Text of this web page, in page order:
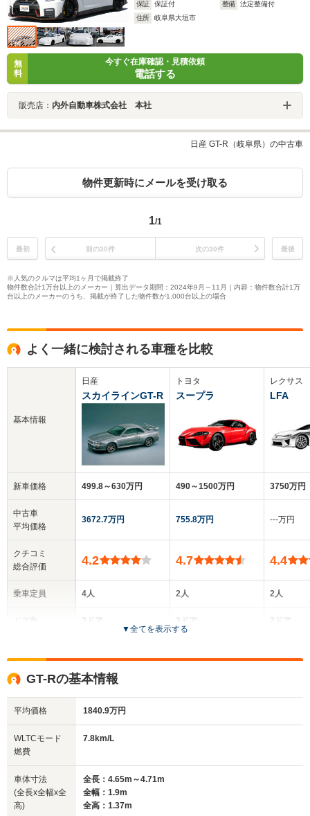
保証
保証付 整備
法定整備付
住所
岐阜県大垣市
無
料
今すぐ在庫確認・見積依頼
電話する
販売店： 内外自動車株式会社 本社
日産 GT-R（岐阜県）の中古車
物件更新時にメールを受け取る
1/1
最初 前の30件 次の30件 最後
※人気のクルマは平均1ヶ月で掲載終了
物件数合計1万台以上のメーカー｜算出データ期間：2024年9月～11月｜内容：物件数合計1万
台以上のメーカーのうち、掲載が終了した物件数が1,000台以上の場合
よく一緒に検討される車種を比較
基本情報
新車価格
中古車
平均価格
クチコミ
総合評価
乗車定員
サイズ
(全長x全幅x全高)
日産
スカイラインGT-R
499.8～630万円
3672.7万円
4.2
4人
2ドア
全高
-m
トヨタ
スープラ
490～1500万円
755.8万円
4.7
2人
3ドア
全高
レクサス
LFA
3750万円
‐‐‐万円
4.4
2人
2ドア
全
▼全てを表示する
GT-Rの基本情報
平均価格 1840.9万円
WLTCモード
燃費
7.8km/L
車体寸法
(全長x全幅x全
高)
全長：4.65m～4.71m
全幅：1.9m
全高：1.37m